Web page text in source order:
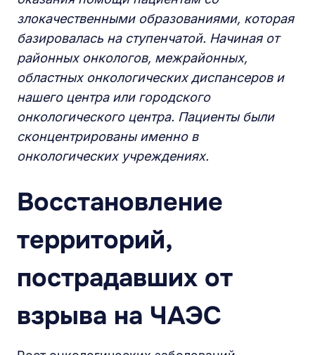
злокачественными образованиями, которая
базировалась на ступенчатой. Начиная от
районных онкологов, межрайонных,
областных онкологическихдиспансеров и
нашего центра или городского
онкологического центра. Пациенты были
сконцентрированы именно в
онкологических учреждениях.
Восстановление
территорий,
пострадавших от
взрыва на ЧАЭС